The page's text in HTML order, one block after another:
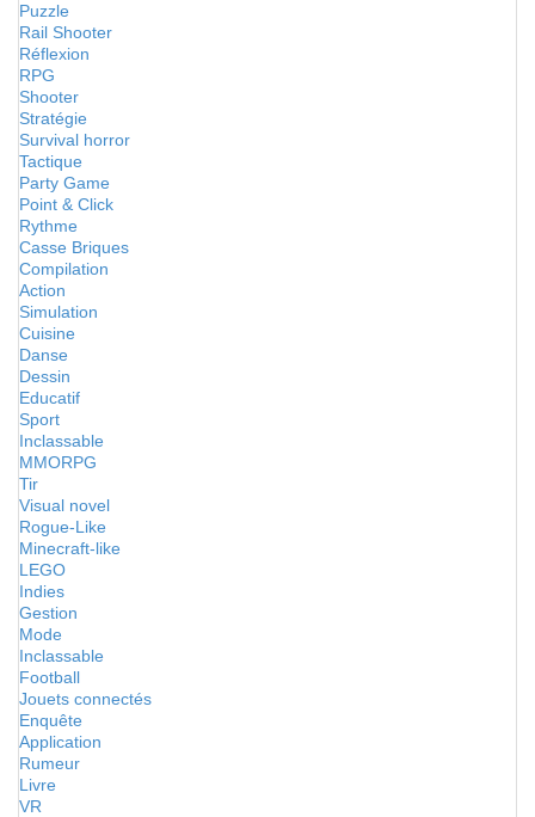
Puzzle
Rail Shooter
Réflexion
RPG
Shooter
Stratégie
Survival horror
Tactique
Party Game
Point & Click
Rythme
Casse Briques
Compilation
Action
Simulation
Cuisine
Danse
Dessin
Educatif
Sport
Inclassable
MMORPG
Tir
Visual novel
Rogue-Like
Minecraft-like
LEGO
Indies
Gestion
Mode
Inclassable
Football
Jouets connectés
Enquête
Application
Rumeur
Livre
VR